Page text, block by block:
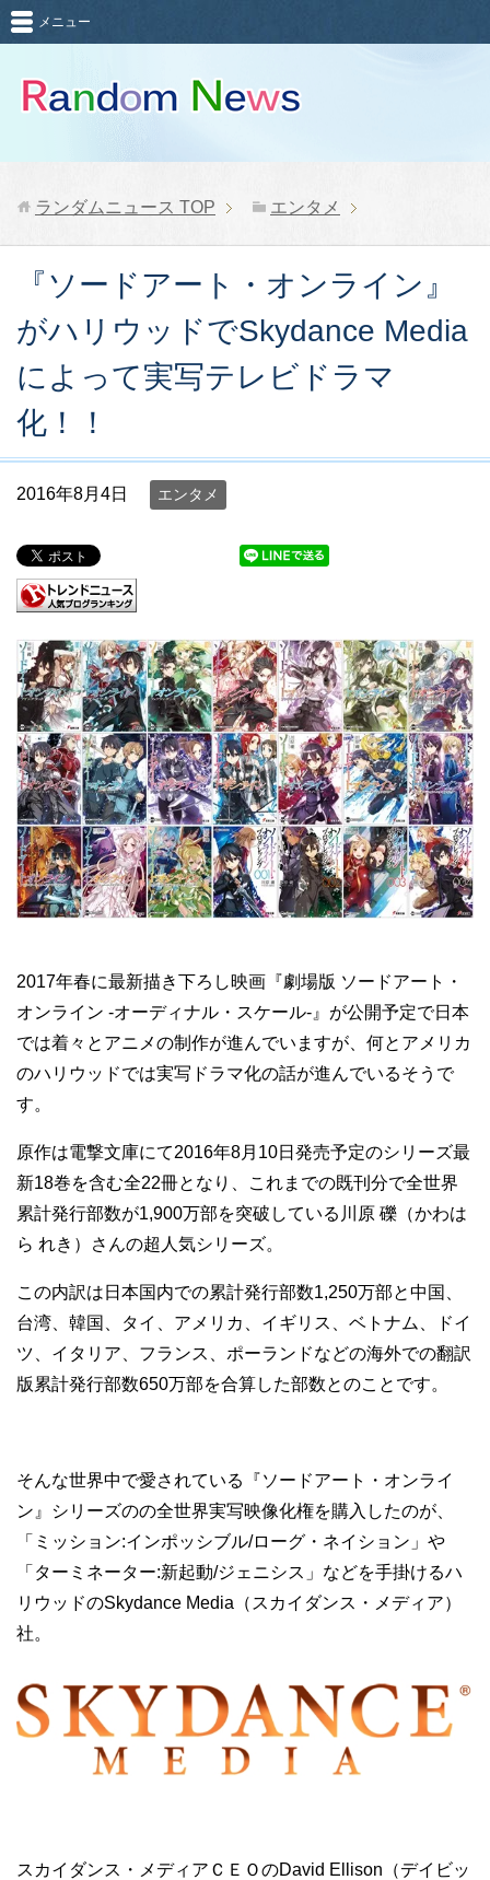
メニュー
ランダムニュース TOP エンタメ
『ソードアート・オンライン』
がハリウッドでSkydance Media
によって実写テレビドラマ
化！！
2016年8月4日 エンタメ
2017年春に最新描き下ろし映画『劇場版 ソードアート・
オンライン -オーディナル・スケール-』が公開予定で日本
では着々とアニメの制作が進んでいますが、何とアメリカ
のハリウッドでは実写ドラマ化の話が進んでいるそうで
す。
原作は電撃文庫にて2016年8月10日発売予定のシリーズ最
新18巻を含む全22冊となり、これまでの既刊分で全世界
累計発行部数が1,900万部を突破している川原 礫（かわは
ら れき）さんの超人気シリーズ。
この内訳は日本国内での累計発行部数1,250万部と中国、
台湾、韓国、タイ、アメリカ、イギリス、ベトナム、ドイ
ツ、イタリア、フランス、ポーランドなどの海外での翻訳
版累計発行部数650万部を合算した部数とのことです。
そんな世界中で愛されている『ソードアート・オンライ
ン』シリーズのの全世界実写映像化権を購入したのが、
「ミッション:インポッシブル/ローグ・ネイション」や
「ターミネーター:新起動/ジェニシス」などを手掛けるハ
リウッドのSkydance Media（スカイダンス・メディア）
社。
スカイダンス・メディアＣＥＯのDavid Ellison（デイビッ